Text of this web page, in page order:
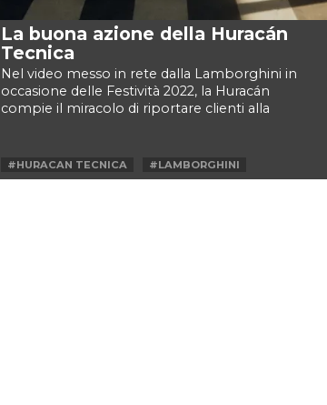
La buona azione della Huracán
Tecnica
Nel video messo in rete dalla Lamborghini in
occasione delle Festività 2022, la Huracán
compie il miracolo di riportare clienti alla
#HURACAN TECNICA
#LAMBORGHINI